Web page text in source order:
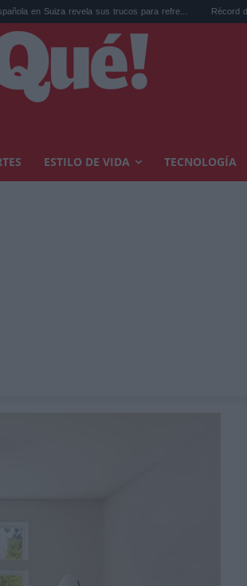
sus trucos para refre... Récord de vacantes sin
ESTILO DE VIDA TECNOLOGÍA